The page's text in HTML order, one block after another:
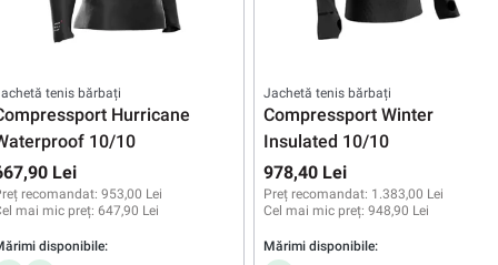
tenis bărbați
Hurricane
10/10
Lei
recomandat: 953,00 Lei
mai mic preț: 647,90 Lei
disponibile:
Jachetă tenis bărbați
Compressport Winter
Insulated 10/10
978,40 Lei
Preț recomandat: 1.383,00 Lei
Cel mai mic preț: 948,90 Lei
Mărimi disponibile: